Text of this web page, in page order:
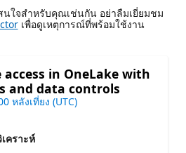
ใจสําหรับคุณเช่นกัน อย่าลืมเยี่ยมชม
เพื่อดูเหตุการณ์ที่พร้อมใช้งาน
in OneLake with
and data controls
หลังเที่ยง (UTC)
คราะห์